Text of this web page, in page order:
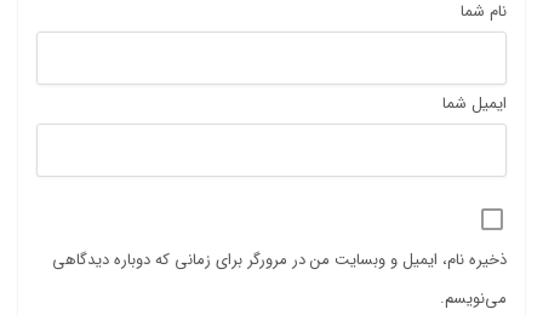
نام شما
ایمیل شما
ذخیره نام، ایمیل و وبسایت من در مرورگر برای زمانی که دوباره دیدگاهی
می‌نویسم.